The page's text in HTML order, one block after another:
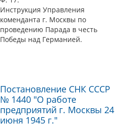
Инструкция Управления
коменданта г. Москвы по
проведению Парада в честь
Победы над Германией.
Постановление СНК СССР
№ 1440 "О работе
предприятий г. Москвы 24
июня 1945 г."